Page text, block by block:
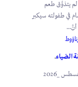
لم يتذوَّق طعم
في طفولته سيكبر
الضياء.